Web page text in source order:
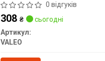
0 відгуків
308₴
сьогодні
Артикул:
VALEO